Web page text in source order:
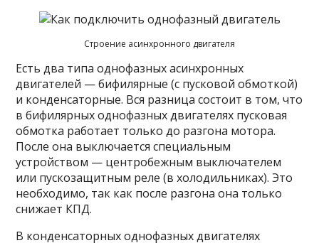
Строение асинхронного двигателя
Есть два типа однофазных асинхронных
двигателей — бифилярные (с пусковой обмоткой)
и конденсаторные. Вся разница состоит в том, что
в бифилярных однофазных двигателях пусковая
обмотка работает только до разгона мотора.
После она выключается специальным
устройством — центробежным выключателем
или пускозащитным реле (в холодильниках). Это
необходимо, так как после разгона она только
снижает КПД.
В конденсаторных однофазных двигателях